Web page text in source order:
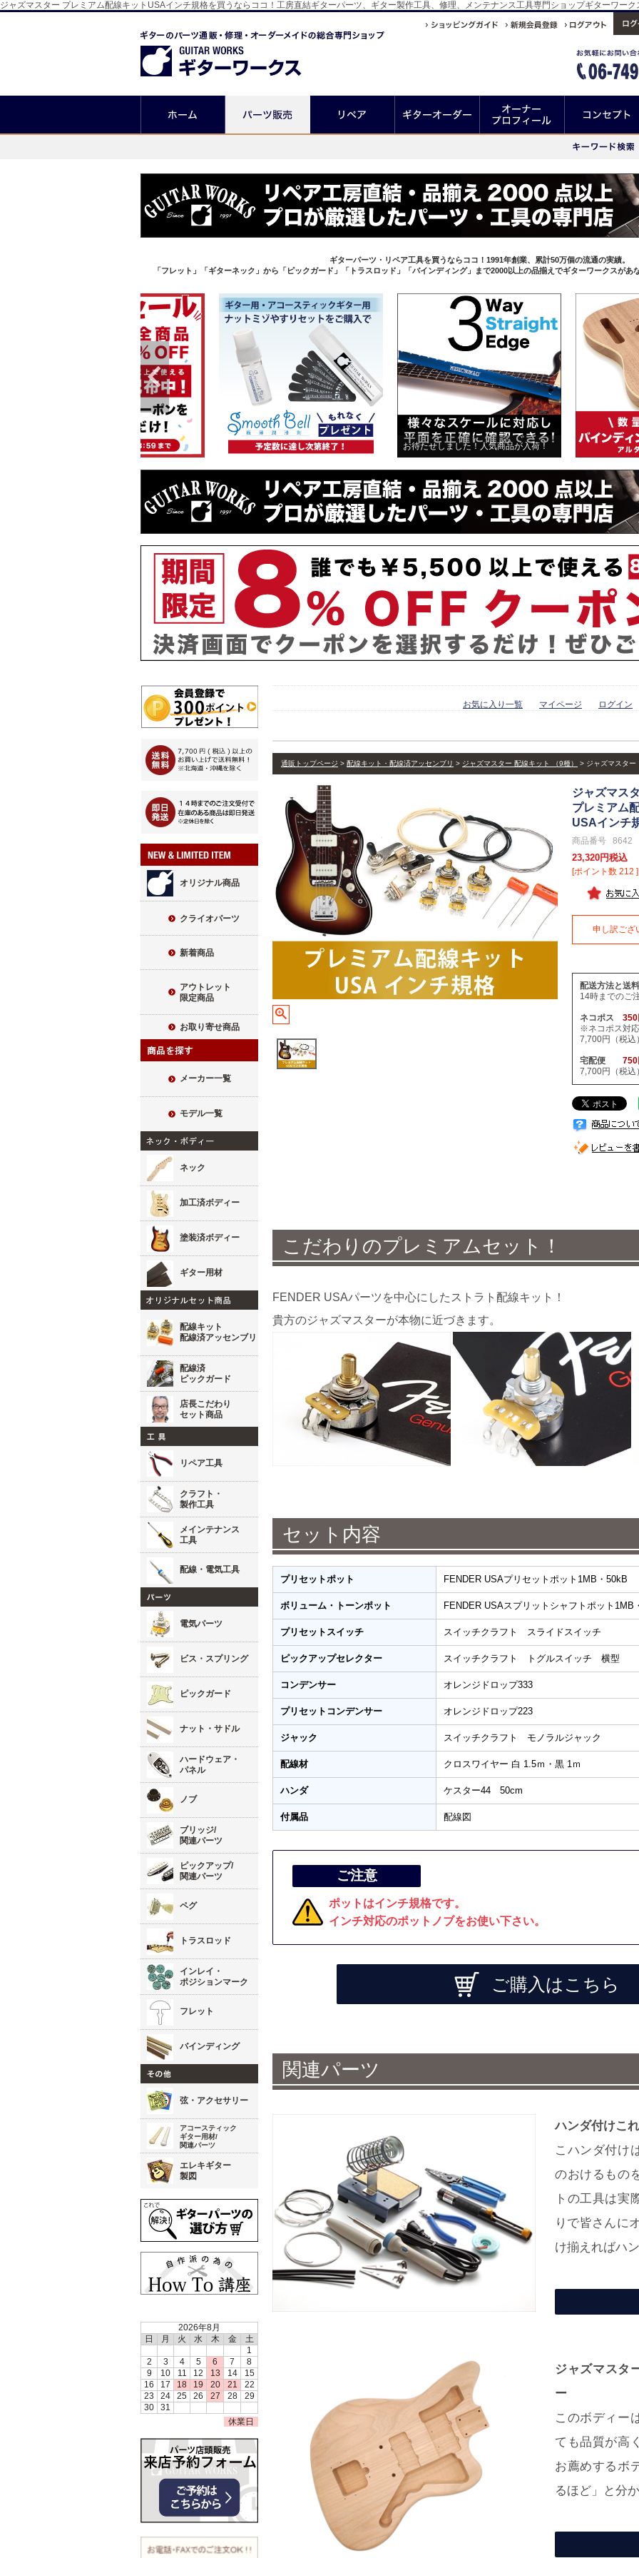
ジャズマスター プレミアム配線キットUSAインチ規格を買うならココ！工房直結ギターパーツ、ギター製作工具、修理、メンテナンス工具専門ショップギターワーク
ギターパーツ・リペア工具を買うならココ！1991年創業、累計50万個の流通の実績。
「フレット」「ギターネック」から「ピックガード」「トラスロッド」「バインディング」まで2000以上の品揃えでギターワークスが
お待たせしました！人気商品が入荷！
オリジナル商品
クライオパーツ
新着商品
アウトレット
限定商品
お取り寄せ商品
メーカー一覧
モデル一覧
ネック
加工済ボディー
塗装済ボディー
ギター用材
配線キット
配線済アッセンブリ
配線済
ピックガード
店長こだわり
セット商品
リペア工具
クラフト・
製作工具
メインテナンス
工具
配線・電気工具
電気パーツ
ビス・スプリング
ピックガード
ナット・サドル
ハードウェア・
パネル
ノブ
ブリッジ/
関連パーツ
ピックアップ/
関連パーツ
ペグ
トラスロッド
インレイ・
ポジションマーク
フレット
バインディング
弦・アクセサリー
アコースティック
ギター用材/
関連パーツ
エレキギター
製図
2026年8月
日
月 火 水 木 金
土
1
2
3 4 5 6 7
8
9
10 11 12 13 14
15
16
17 18 19 20 21
22
23
24 25 26 27 28
29
30
31
休業日
お気に入り一覧 マイページ ログイン
通販トップページ 配線キット・配線済アッセンブリ ジャズマスター 配線キット （9種） ジャズマスター
ジャズマス
プレミアム
USAインチ
商品番号 8642
23,320 税込
[ポイント数 212 ]
申し訳ござ
配送方法と送料
14時までのご
ネコポス 350
※ネコポス対
7,700円（税込
宅配便 750
7,700円（税
こだわりのプレミアムセット！
FENDER USAパーツを中心にしたストラト配線キット！
貴方のジャズマスターが本物に近づきます。
セット内容
プリセットポット FENDER USAプリセットポット1MB・50kB
ボリューム・トーンポット FENDER USAスプリットシャフトポット1MB
プリセットスイッチ スイッチクラフト スライドスイッチ
ピックアップセレクター スイッチクラフト トグルスイッチ 横型
コンデンサー オレンジドロップ333
プリセットコンデンサー オレンジドロップ223
ジャック スイッチクラフト モノラルジャック
配線材 クロスワイヤー 白 1.5ｍ・黒 1ｍ
ハンダ ケスター44 50cm
付属品 配線図
ご注意
ポットはインチ規格です。
インチ対応のポットノブをお使い下さい。
ご購入はこちら
関連パーツ
ハンダ付けこ
こハンダ付け
のおけるもの
トの工具は実
りで皆さんに
け揃えればハ
ジャズマスタ
ー
このボディー
ても品質が高
お薦めするボ
るほど」と分